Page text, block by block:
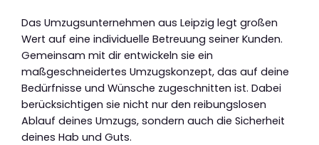
Das Umzugsunternehmen aus Leipzig legt großen
Wert auf eine individuelle Betreuung seiner Kunden.
Gemeinsam mit dir entwickeln sie ein
maßgeschneidertes Umzugskonzept, das auf deine
Bedürfnisse und Wünsche zugeschnitten ist. Dabei
berücksichtigen sie nicht nur den reibungslosen
Ablauf deines Umzugs, sondern auch die Sicherheit
deines Hab und Guts.